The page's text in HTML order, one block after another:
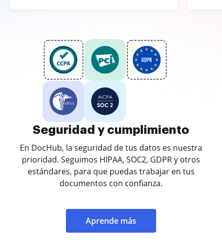
Seguridad y cumplimiento
En DocHub, la seguridad de tus datos es nuestra
prioridad. Seguimos HIPAA, SOC2, GDPR y otros
estándares, para que puedas trabajar en tus
documentos con confianza.
Aprende más